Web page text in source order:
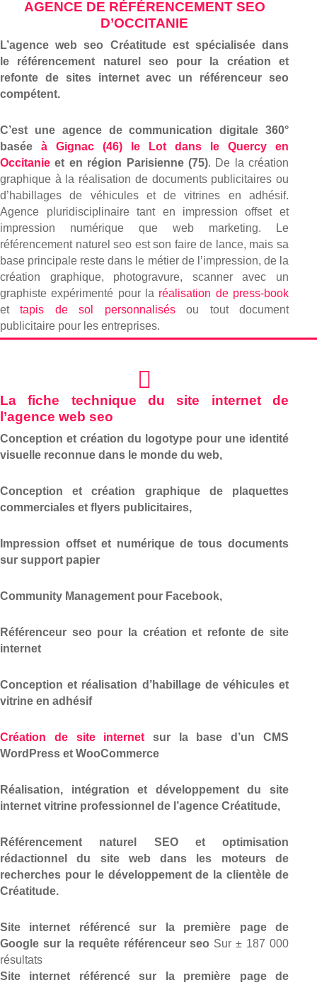
AGENCE DE RÉFÉRENCEMENT SEO
D’OCCITANIE
L’agence web seo Créatitude est spécialisée dans
le référencement naturel seo pour la création et
refonte de sites internet avec un référenceur seo
compétent.
C’est une agence de communication digitale 360°
baséeà Gignac (46) le Lot dans le Quercy en
Occitanie et en région Parisienne (75). De la création
graphique à la réalisation de documents publicitaires ou
d’habillages de véhicules et de vitrines en adhésif.
Agence pluridisciplinaire tant en impression offset et
impression numérique que web marketing. Le
référencement naturel seo est son faire de lance, mais sa
base principale reste dans le métier de l’impression, de la
création graphique, photogravure, scanner avec un
graphiste expérimenté pour la réalisation de press-book
ettapis de sol personnalisésou tout document
publicitaire pour les entreprises.
La fiche technique du site internet de
l’agence web seo
Conception et création du logotype pour une identité
visuelle reconnue dans le monde du web,
Conception et création graphique de plaquettes
commerciales et flyers publicitaires,
Impression offset et numérique de tous documents
sur support papier
Community Management pour Facebook,
Référenceur seo pour la création et refonte de site
internet
Conception et réalisation d’habillage de véhicules et
vitrine en adhésif
Création de site internet sur la base d’un CMS
WordPress et WooCommerce
Réalisation, intégration et développement du site
internet vitrine professionnel de l’agence Créatitude,
Référencement naturel SEO et optimisation
rédactionnel du site web dans les moteurs de
recherches pour le développement de la clientèle de
Créatitude.
Site internet référencé sur la première page de
Google sur la requête référenceur seo Sur ± 187 000
résultats
Site internet référencé sur la première page de